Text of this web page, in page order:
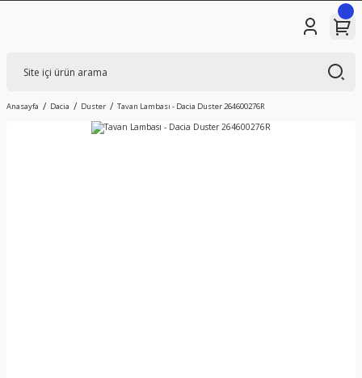
Anasayfa Dacia Duster Tavan Lambası - Dacia Duster 264600276R